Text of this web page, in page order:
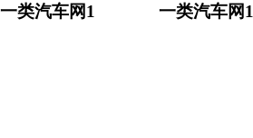
一类汽车网1 一类汽车网1